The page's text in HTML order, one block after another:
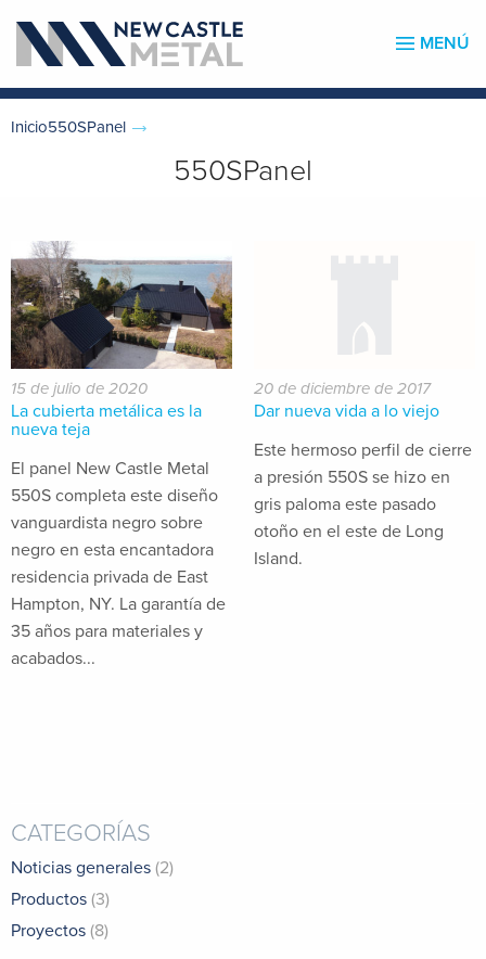
MENÚ
Inicio550SPanel
550SPanel
15 de julio de 2020
La cubierta metálica es la
nueva teja
El panel New Castle Metal
550S completa este diseño
vanguardista negro sobre
negro en esta encantadora
residencia privada de East
Hampton, NY. La garantía de
35 años para materiales y
acabados...
20 de diciembre de 2017
Dar nueva vida a lo viejo
Este hermoso perfil de cierre
a presión 550S se hizo en
gris paloma este pasado
otoño en el este de Long
Island.
CATEGORÍAS
Noticias generales (2)
Productos (3)
Proyectos (8)